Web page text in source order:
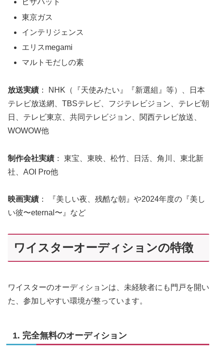
ピザハット
東京ガス
インテリジェンス
エリスmegami
マルトモだしの素
放送実績 ： NHK（『天使みたい』『新選組』等）、日本
テレビ放送網、TBSテレビ、フジテレビジョン、テレビ朝
日、テレビ東京、共同テレビジョン、関西テレビ放送、
WOWOW他
制作会社実績 ： 東宝、東映、松竹、日活、角川、東北新
社、AOI Pro他
映画実績 ： 『美しい夜、残酷な朝』や2024年度の『美し
い彼〜eternal〜』など
ワイスターオーディションの特徴
ワイスターのオーディションは、未経験者にも門戸を開い
た、参加しやすい環境が整っています。
1. 完全無料のオーディション